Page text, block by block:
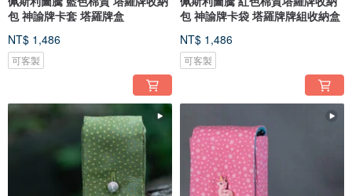
包 神諭牌卡套 塔羅牌盒
NT$ 1,486
可客製
包 神諭牌卡袋 塔羅牌牌組收納盒
NT$ 1,486
可客製